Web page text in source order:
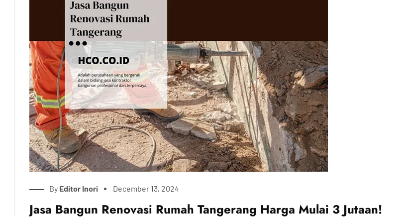
By Editor Inori December 13, 2024
Jasa Bangun Renovasi Rumah Tangerang Harga Mulai 3 Jutaan!